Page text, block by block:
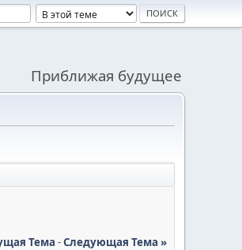
Приближая будущее
Тема -Следующая Тема »